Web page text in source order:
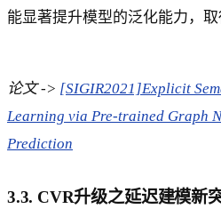
能显著提升模型的泛化能力，取
论文 -> [SIGIR2021]Explicit
Learning via Pre-trained Graph
Prediction
3.3. CVR升级之延迟建模新